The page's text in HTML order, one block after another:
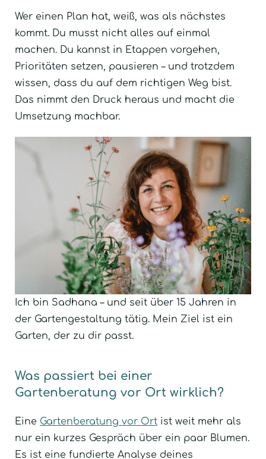
Wer einen Plan hat, weiß, was als nächstes
kommt. Du musst nicht alles auf einmal
machen. Du kannst in Etappen vorgehen,
Prioritäten setzen, pausieren – und trotzdem
wissen, dass du auf dem richtigen Weg bist.
Das nimmt den Druck heraus und macht die
Umsetzung machbar.
Ich bin Sadhana – und seit über 15 Jahren in
der Gartengestaltung tätig. Mein Ziel ist ein
Garten, der zu dir passt.
Was passiert bei einer
Gartenberatung vor Ort wirklich?
Eine Gartenberatung vor Ort ist weit mehr als
nur ein kurzes Gespräch über ein paar Blumen.
Es ist eine fundierte Analyse deines